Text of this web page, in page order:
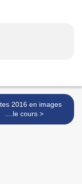
2016 en images
....le cours >